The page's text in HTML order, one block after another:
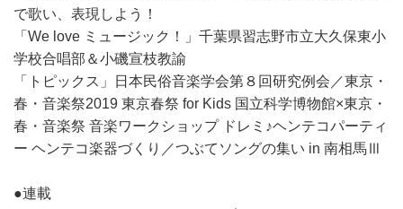
で歌い、表現しよう！
「We love ミュージック！」千葉県習志野市立大久保東小
学校合唱部＆小磯宣枝教諭
「トピックス」日本民俗音楽学会第８回研究例会／東京・
春・音楽祭2019 東京春祭 for Kids 国立科学博物館×東京・
春・音楽祭 音楽ワークショップ ドレミ♪ヘンテコパーティ
ー ヘンテコ楽器づくり／つぶてソングの集い in 南相馬Ⅲ
●連載